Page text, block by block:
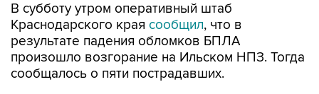
В субботу утром оперативный штаб
Краснодарского края сообщил, что в
результате падения обломков БПЛА
произошло возгорание на Ильском НПЗ. Тогда
сообщалось о пяти пострадавших.